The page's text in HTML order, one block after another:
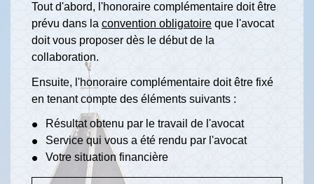
Tout d'abord, l'honoraire complémentaire doit être
prévu dans la convention obligatoire que l'avocat
doit vous proposer dès le début de la
collaboration.
Ensuite, l'honoraire complémentaire doit être fixé
en tenant compte des éléments suivants :
Résultat obtenu par le travail de l'avocat
Service qui vous a été rendu par l'avocat
Votre situation financière